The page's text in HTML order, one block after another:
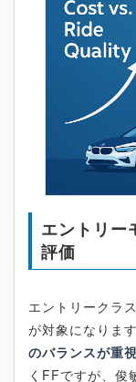
エントリー
評価
エントリークラ
が対象になります
のバランスが重
くFFですが、俊